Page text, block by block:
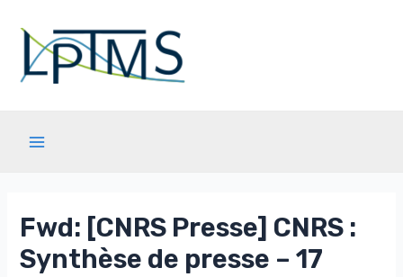
contenu
Fwd: [CNRS Presse] CNRS :
Synthèse de presse – 17